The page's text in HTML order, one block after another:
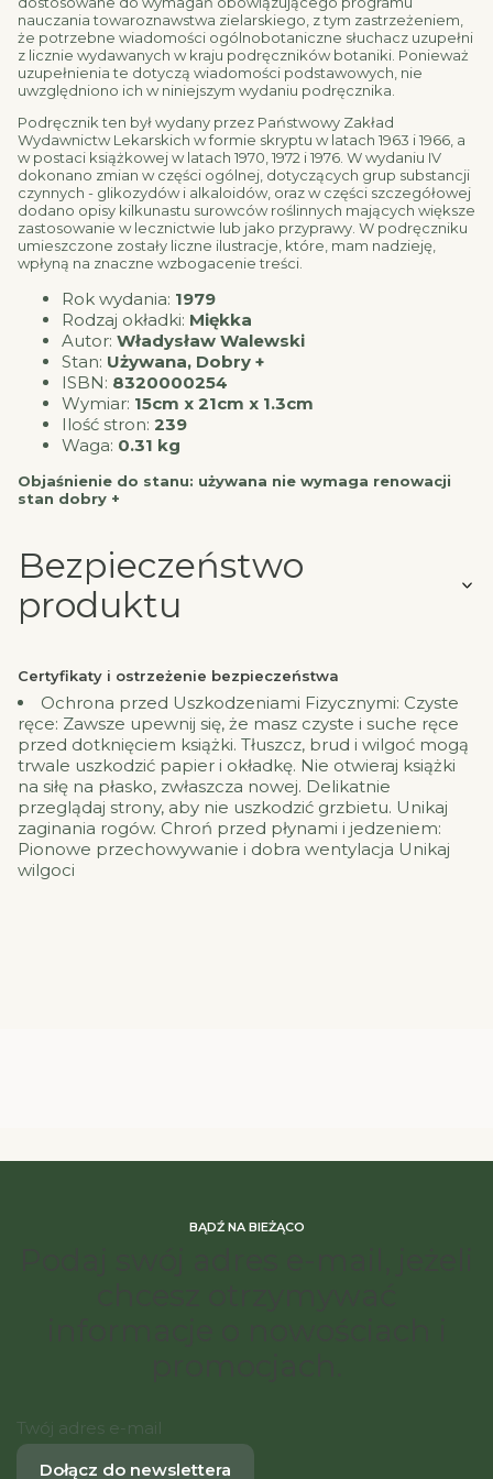
nauczania towaroznawstwa zielarskiego, z tym zastrzeżeniem,
że potrzebne wiadomości ogólnobotaniczne słuchacz uzupełni
z licznie wydawanych w kraju podręczników botaniki. Ponieważ
uzupełnienia te dotyczą wiadomości podstawowych, nie
uwzględniono ich w niniejszym wydaniu podręcznika.
Podręcznik ten był wydany przez Państwowy Zakład
Wydawnictw Lekarskich w formie skryptu w latach 1963 i 1966, a
w postaci książkowej w latach 1970, 1972 i 1976. W wydaniu IV
dokonano zmian w części ogólnej, dotyczących grup substancji
czynnych - glikozydów i alkaloidów, oraz w części szczegółowej
dodano opisy kilkunastu surowców roślinnych mających większe
zastosowanie w lecznictwie lub jako przyprawy. W podręczniku
umieszczone zostały liczne ilustracje, które, mam nadzieję,
wpłyną na znaczne wzbogacenie treści.
Rok wydania: 1979
Rodzaj okładki: Miękka
Autor: Władysław Walewski
Stan: Używana, Dobry +
ISBN: 8320000254
Wymiar: 15cm x 21cm x 1.3cm
Ilość stron: 239
Waga: 0.31 kg
Objaśnienie do stanu: używana nie wymaga renowacji
stan dobry +
Bezpieczeństwo
produktu
Certyfikaty i ostrzeżenie bezpieczeństwa
Ochrona przed Uszkodzeniami Fizycznymi: Czyste
ręce: Zawsze upewnij się, że masz czyste i suche ręce
przed dotknięciem książki. Tłuszcz, brud i wilgoć mogą
trwale uszkodzić papier i okładkę. Nie otwieraj książki
na siłę na płasko, zwłaszcza nowej. Delikatnie
przeglądaj strony, aby nie uszkodzić grzbietu. Unikaj
zaginania rogów. Chroń przed płynami i jedzeniem:
Pionowe przechowywanie i dobra wentylacja Unikaj
wilgoci
BĄDŹ NA BIEŻĄCO
Twój adres e-mail
Dołącz do newslettera